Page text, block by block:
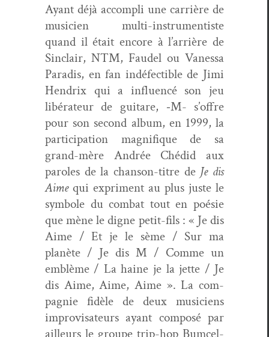
Ayant déjà accom­pli une car­rière de
musi­cien mul­ti-instru­men­tiste
quand il était encore à l’arrière de
Sin­clair, NTM, Faudel ou Vanes­sa
Par­adis, en fan indé­fectible de Jimi
Hen­drix qui a influ­encé son jeu
libéra­teur de gui­tare, ‑M- s’offre
pour son sec­ond album, en 1999, la
par­tic­i­pa­tion mag­nifique de sa
grand-mère Andrée Ché­did aux
paroles de la chan­son-titre de Je dis
Aimequi expri­ment au plus juste le
sym­bole du com­bat tout en poésie
que mène le digne petit-fils : « Je dis
Aime / Et je le sème / Sur ma
planète / Je dis M / Comme un
emblème / La haine je la jette / Je
dis Aime, Aime, Aime ». La com­
pag­nie fidèle de deux musi­ciens
impro­visa­teurs ayant com­posé par
ailleurs le groupe trip-hop Bum­cel­